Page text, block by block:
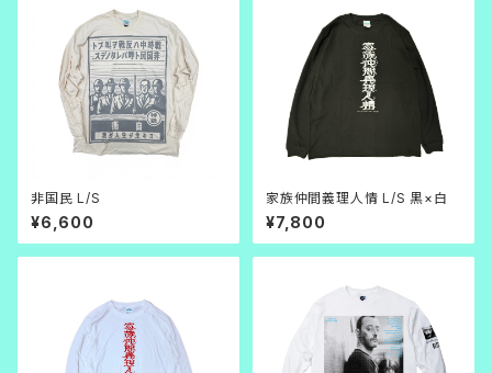
非国民 L/S
¥6,600
家族仲間義理人情 L/S 黒×白
¥7,800